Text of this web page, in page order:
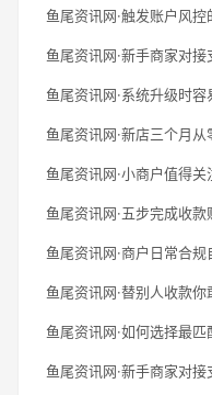
鱼尾资讯网·触发账户风
鱼尾资讯网·新手商家对
鱼尾资讯网·系统升级时
鱼尾资讯网·新店三个月
鱼尾资讯网·小商户值得
鱼尾资讯网·五步完成收
鱼尾资讯网·商户日常合
鱼尾资讯网·替别人收款
鱼尾资讯网·如何选择最
鱼尾资讯网·新手商家对